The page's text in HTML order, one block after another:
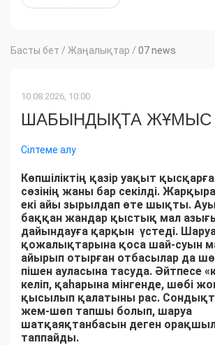
Басты бет / Жаңалықтар / 07 news
10.08.2026, 10:00
ШАБЫНДЫҚТА ЖҰМЫС
Сілтеме алу
Көпшіліктің қазір уақыт
сөзінің жаны бар секілді.
екі айы зырылдап өте шықты.
баққан жандар қыстық мал
дайындауға қарқын үстеді.
қожалықтарына қоса шай-суын
айырып отырған отбасылар да
пішен ауласына тасуда. Әйтпесе
келіп, қаһарына мінгенде, шөбі
қысылып қалатыны рас.
жем-шөп тапшы болып, шаруа
шатқаяқтанбасын деген
таппайды.